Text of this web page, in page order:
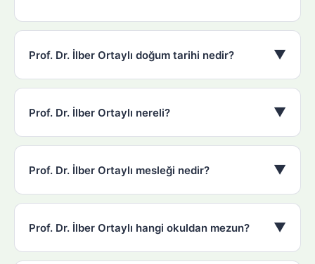
Prof. Dr. İlber Ortaylı doğum tarihi nedir? ▼
Prof. Dr. İlber Ortaylı nereli? ▼
Prof. Dr. İlber Ortaylı mesleği nedir? ▼
Prof. Dr. İlber Ortaylı hangi okuldan mezun? ▼